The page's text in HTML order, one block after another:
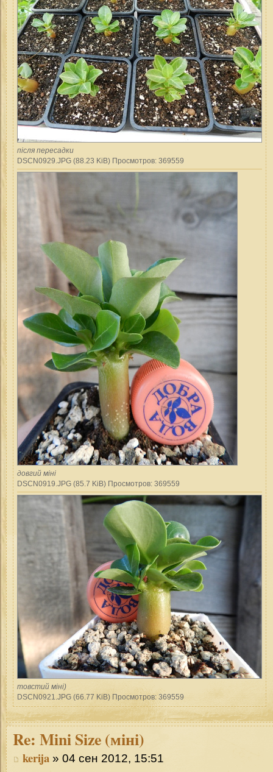
після пересадки
DSCN0929.JPG (88.23 KiB) Просмотров: 369559
довгий міні
DSCN0919.JPG (85.7 KiB) Просмотров: 369559
товстий міні)
DSCN0921.JPG (66.77 KiB) Просмотров: 369559
Re: Mini Size (міні)
kerija » 04 сен 2012, 15:51